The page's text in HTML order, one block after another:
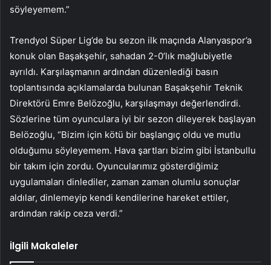
söyleyemem.”
Trendyol Süper Lig’de bu sezon ilk maçında Alanyaspor’a
konuk olan Başakşehir, sahadan 2-0’lık mağlubiyetle
ayrıldı. Karşılaşmanın ardından düzenlediği basın
toplantısında açıklamalarda bulunan Başakşehir Teknik
Direktörü Emre Belözoğlu, karşılaşmayı değerlendirdi.
Sözlerine tüm oyunculara iyi bir sezon dileyerek başlayan
Belözoğlu, “Bizim için kötü bir başlangıç ​​oldu ve mutlu
olduğumu söyleyemem. Hava şartları bizim gibi İstanbullu
bir takım için zordu. Oyuncularımız gösterdiğimiz
uygulamaları dinlediler, zaman zaman olumlu sonuçlar
aldılar, dinlemeyip kendi kendilerine hareket ettiler,
ardından rakip ceza verdi.”
İlgili Makaleler